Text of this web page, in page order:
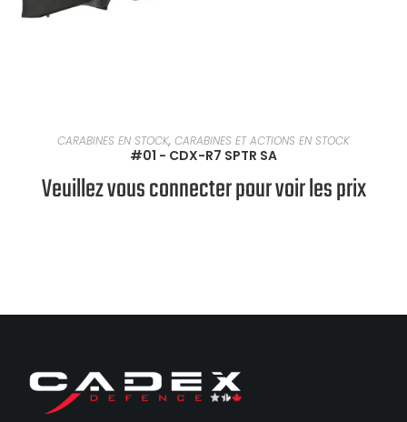
EN SAVOIR PLUS
CARABINES EN STOCK, CARABINES ET ACTIONS EN STOCK
#01 - CDX-R7 SPTR SA
Veuillez vous connecter pour voir les prix